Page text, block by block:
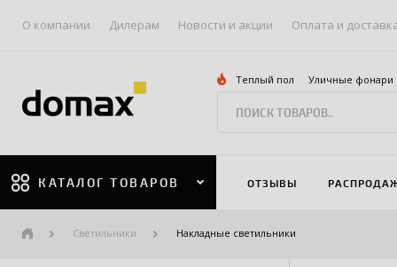
О компании Дилерам Новости и акции Оплата и
Теплый пол Уличные фонари
КАТАЛОГ ТОВАРОВ ОТЗЫВЫ
Светильники Накладные светильники